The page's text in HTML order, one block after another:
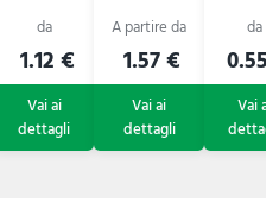
1.12 € 1.57 €